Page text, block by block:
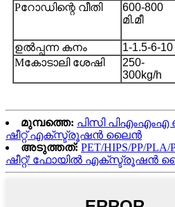
Pറോഡിന്റെ വീതി
600-800
മി.മീ
ഉൽപ്പന്ന കനം
1-1.5-6-10
Mകോടാലി ശേഷി
250-
300kg/h
മുമ്പത്തെ: പിസി പിഎംഎംഎ
ഷീറ്റ് എക്സ്ട്രൂഷൻ ലൈൻ
അടുത്തത്: PET/HIPS/PP/
ഷീറ്റ്/ ഫോയിൽ എക്സ്ട്രൂഷൻ